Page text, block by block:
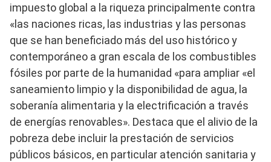
impuesto global a la riqueza principalmente contra
«las naciones ricas, las industrias y las personas
que se han beneficiado más del uso histórico y
contemporáneo a gran escala de los combustibles
fósiles por parte de la humanidad «para ampliar «el
saneamiento limpio y la disponibilidad de agua, la
soberanía alimentaria y la electrificación a través
de energías renovables». Destaca que el alivio de la
pobreza debe incluir la prestación de servicios
públicos básicos, en particular atención sanitaria y